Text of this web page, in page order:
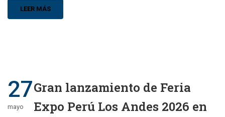
LEER MÁS
27
mayo
Gran lanzamiento de Feria
Expo Perú Los Andes 2026 en